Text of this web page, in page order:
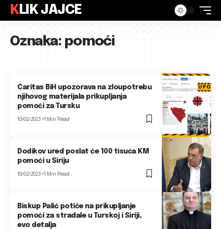
KLIK JAJCE
Oznaka:pomoći
Caritas BiH upozorava na zloupotrebu
njihovog materijala prikupljanja
pomoći za Tursku
10/02/2023 1 Min Read
Dodikov ured poslat će 100 tisuća KM
pomoći u Siriju
10/02/2023 1 Min Read
Biskup Palić potiče na prikupljanje
pomoći za stradale u Turskoj i Siriji,
evo detalja